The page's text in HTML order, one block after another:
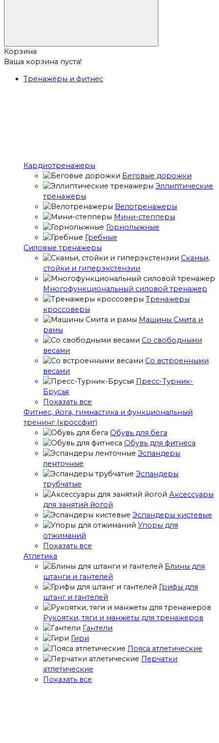
Корзина
Ваша корзина пуста!
Тренажёры и фитнес
Кардиотренажеры
Беговые дорожки
Эллиптические
тренажеры
Велотренажеры
Мини-степперы
Горнолыжные
Гребные
Cиловые тренажеры
Скамьи,
стойки и гиперэкстензии
Многофункциональный силовой тренажер
Тренажеры
кроссоверы
Машины Смита и
рамы
Со свободными
весами
Со встроенными
весами
Пресс-Турник-
Брусья
Показать все
Фитнес, йога, гимнастика и функциональный
тренинг (кроссфит)
Обувь для бега
Обувь для фитнеса
Эспандеры
ленточные
Эспандеры
трубчатые
Аксессуары
для занятий йогой
Эспандеры кистевые
Упоры для
отжиманий
Показать все
Атлетика
Блины для
штанги и гантелей
Грифы для
штанг и гантелей
Рукоятки, тяги и манжеты для тренажеров
Гантели
Гири
Пояса атлетические
Перчатки
атлетические
Показать все